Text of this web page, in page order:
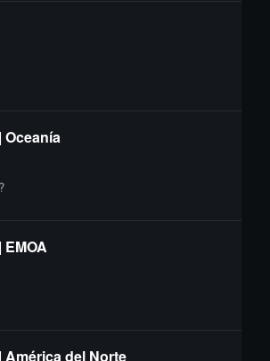
Oceanía
América del Norte